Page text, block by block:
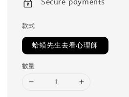
Secure payments
款式
蛤蟆先生去看心理師
數量